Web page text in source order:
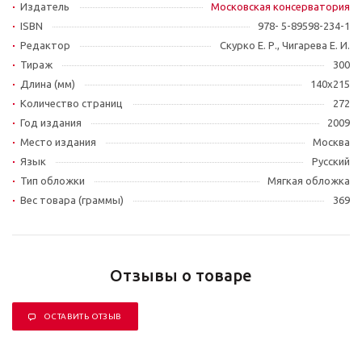
Издатель
Московская консерватория
ISBN
978- 5-89598-234-1
Редактор
Скурко Е. Р., Чигарева Е. И.
Тираж
300
Длина (мм)
140х215
Количество страниц
272
Год издания
2009
Место издания
Москва
Язык
Русский
Тип обложки
Мягкая обложка
Вес товара (граммы)
369
Отзывы о товаре
ОСТАВИТЬ ОТЗЫВ